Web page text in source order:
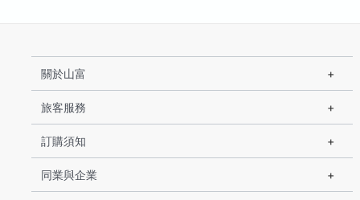
關於山富
旅客服務
訂購須知
同業與企業